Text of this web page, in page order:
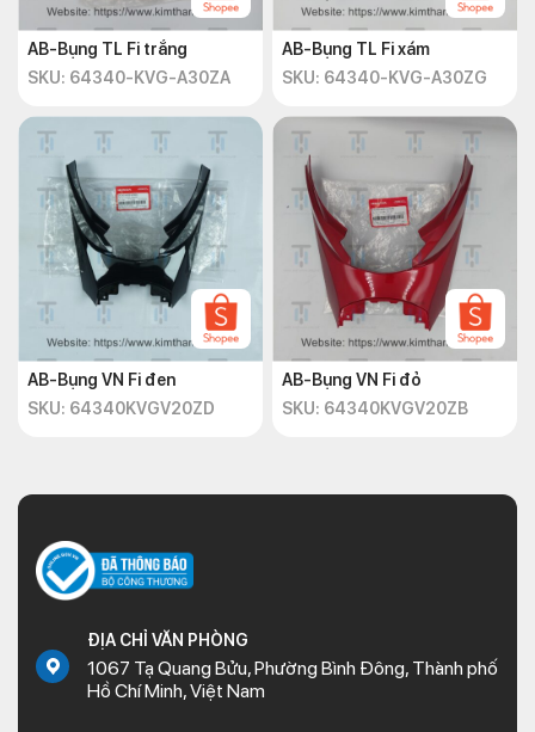
AB-Bụng TL Fi trắng
SKU: 64340-KVG-A30ZA
AB-Bụng TL Fi xám
SKU: 64340-KVG-A30ZG
AB-Bụng VN Fi đen
SKU: 64340KVGV20ZD
AB-Bụng VN Fi đỏ
SKU: 64340KVGV20ZB
ĐỊA CHỈ VĂN PHÒNG
1067 Tạ Quang Bửu, Phường Bình Đông, Thành phố
Hồ Chí Minh, Việt Nam